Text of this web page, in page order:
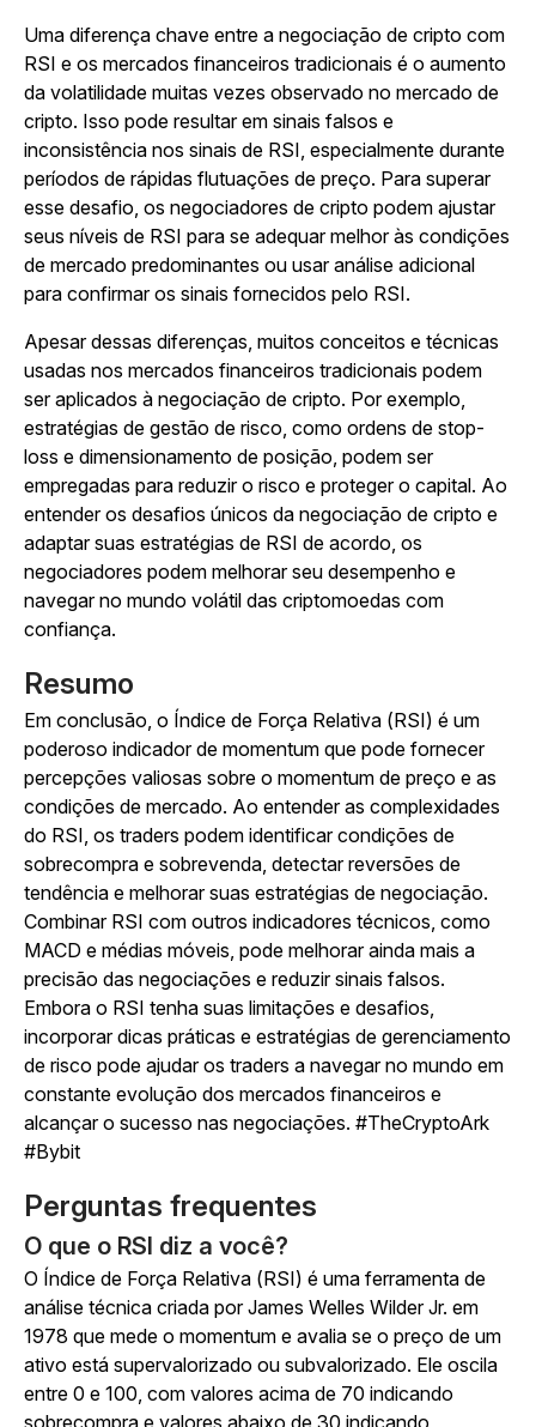
Uma diferença chave entre a negociação de cripto com
RSI e os mercados financeiros tradicionais é o aumento
da volatilidade muitas vezes observado no mercado de
cripto. Isso pode resultar em sinais falsos e
inconsistência nos sinais de RSI, especialmente durante
períodos de rápidas flutuações de preço. Para superar
esse desafio, os negociadores de cripto podem ajustar
seus níveis de RSI para se adequar melhor às condições
de mercado predominantes ou usar análise adicional
para confirmar os sinais fornecidos pelo RSI.
Apesar dessas diferenças, muitos conceitos e técnicas
usadas nos mercados financeiros tradicionais podem
ser aplicados à negociação de cripto. Por exemplo,
estratégias de gestão de risco, como ordens de stop-
loss e dimensionamento de posição, podem ser
empregadas para reduzir o risco e proteger o capital. Ao
entender os desafios únicos da negociação de cripto e
adaptar suas estratégias de RSI de acordo, os
negociadores podem melhorar seu desempenho e
navegar no mundo volátil das criptomoedas com
confiança.
Resumo
Em conclusão, o Índice de Força Relativa (RSI) é um
poderoso indicador de momentum que pode fornecer
percepções valiosas sobre o momentum de preço e as
condições de mercado. Ao entender as complexidades
do RSI, os traders podem identificar condições de
sobrecompra e sobrevenda, detectar reversões de
tendência e melhorar suas estratégias de negociação.
Combinar RSI com outros indicadores técnicos, como
MACD e médias móveis, pode melhorar ainda mais a
precisão das negociações e reduzir sinais falsos.
Embora o RSI tenha suas limitações e desafios,
incorporar dicas práticas e estratégias de gerenciamento
de risco pode ajudar os traders a navegar no mundo em
constante evolução dos mercados financeiros e
alcançar o sucesso nas negociações. #TheCryptoArk
#Bybit
Perguntas frequentes
O que o RSI diz a você?
O Índice de Força Relativa (RSI) é uma ferramenta de
análise técnica criada por James Welles Wilder Jr. em
1978 que mede o momentum e avalia se o preço de um
ativo está supervalorizado ou subvalorizado. Ele oscila
entre 0 e 100, com valores acima de 70 indicando
sobrecompra e valores abaixo de 30 indicando